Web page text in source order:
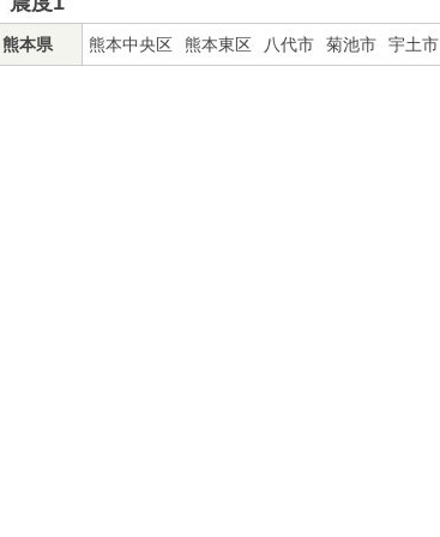
熊本県 熊本中央区 熊本東区 八代市 菊池市 宇土市